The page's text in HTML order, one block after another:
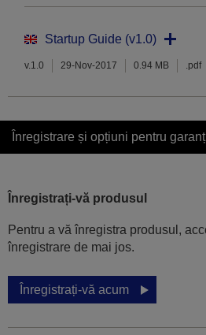
Startup Guide (v1.0)
v.1.0 29-Nov-2017 0.94 MB .pdf
Înregistrare și opțiuni pentru
Înregistrați-vă produsul
Pentru a vă înregistra produsul,
înregistrare de mai jos.
Înregistrați-vă acum